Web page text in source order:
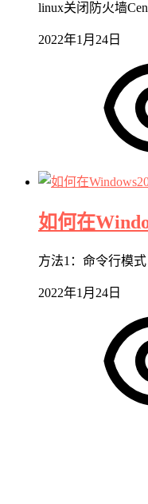
linux关闭防火墙
2022年1月24日
如何在
方法1：命令行模
2022年1月24日